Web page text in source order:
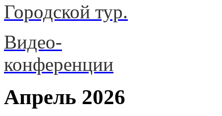
Городской тур.
Видео-
конференции
Апрель 2026